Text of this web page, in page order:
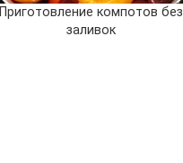
Приготовление компотов без
заливок